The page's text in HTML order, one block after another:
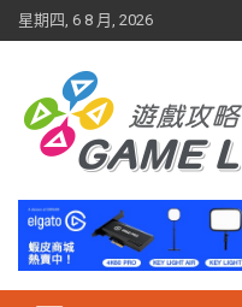
Skip
to
星期四, 6 8 月, 2026